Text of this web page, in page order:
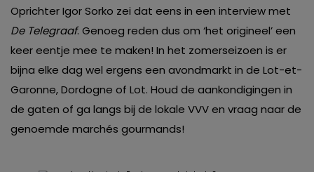
Oprichter Igor Sorko zei dat eens in een interview met
De Telegraaf. Genoeg reden dus om ‘het origineel’ een
keer eentje mee te maken! In het zomerseizoen is er
bijna elke dag wel ergens een avondmarkt in de Lot-et-
Garonne, Dordogne of Lot. Houd de aankondigingen in
de gaten of ga langs bij de lokale VVV en vraag naar de
genoemde marchés gourmands!